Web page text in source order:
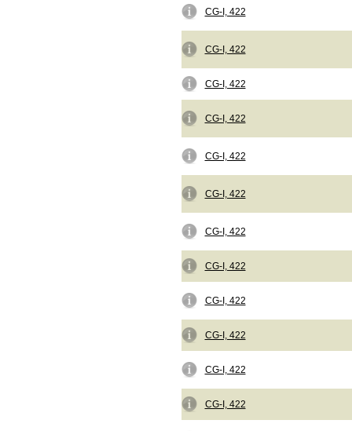
CG-I, 422
CG-I, 422
CG-I, 422
CG-I, 422
CG-I, 422
CG-I, 422
CG-I, 422
CG-I, 422
CG-I, 422
CG-I, 422
CG-I, 422
CG-I, 422